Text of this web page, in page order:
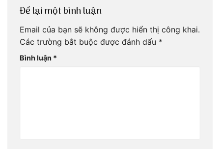
Để lại một bình luận
Email của bạn sẽ không được hiển thị công khai.
Các trường bắt buộc được đánh dấu *
Bình luận *